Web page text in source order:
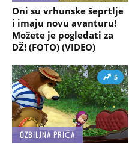
Oni su vrhunske šeprtlje
i imaju novu avanturu!
Možete je pogledati za
DŽ! (FOTO) (VIDEO)
5
OZBILJNA PRIČA